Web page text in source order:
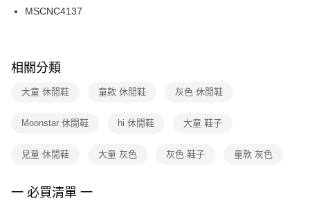
【「AFTEE先享後付」結帳流程】
３．收到繳費通知簡訊後14天內，點擊此簡訊中的連結，可透過四大超商／
ATM／網路銀行／等多元方式進行付款，方視為交易完成。
※ 請注意：結帳手續完成當下不需立刻繳費，但若您需要取消訂單，請聯絡
購買商品的店家。未經商家同意取消之訂單仍視為有效，需透過AFTEE先享
※ 交易是否成功請以「AFTEE先享後付 」之結帳頁面顯示為準，若有關於
客戶支援中心」
https://netprotections.freshdesk.com/support/home
１．透過由恩沛科技股份有限公司提供之「AFTEE先享後付」服務完成之交
易，需依本服務之必要範圍內提供個人資料，並將交易相關給付款項請求債
宅配
每筆NT$100，滿NT$1,500(含以上)免運費
MSCNC4137
相關分類
大童 休閒鞋 童款 休閒鞋 灰色 休閒鞋
Moonstar 休閒鞋 hi 休閒鞋 大童 鞋子
兒童 休閒鞋 大童 灰色 灰色 鞋子 童款 灰色
一 必買清單 一